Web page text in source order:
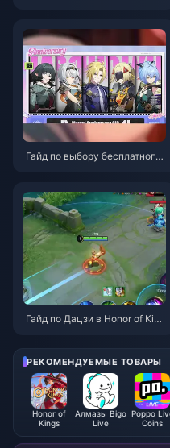
Гайд по выбору бесплатного
Гайд по Дацзи в Honor of King
РЕКОМЕНДУЕМЫЕ ТОВАРЫ
Honor of
Kings
Алмазы Bigo
Live
Poppo
Coins